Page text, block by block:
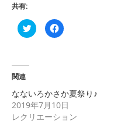
共有:
ク
リ
有
(新
し
い
ウ
ィ
Facebook
で
リ
ッ
ク
し
て
関連
なないろかさか夏祭り♪
2019年7月10日
レクリエーション